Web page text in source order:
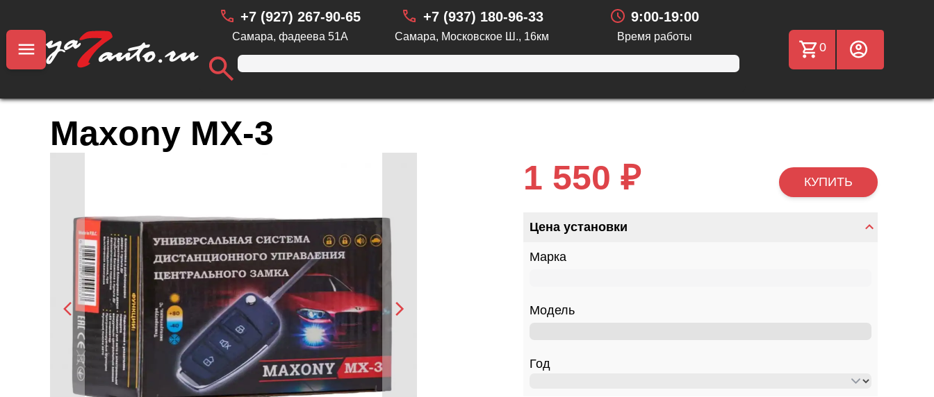
+7 (927) 267-90-65
Самара, фадеева 51А
+7 (937) 180-96-33
Самара, Московское Ш., 16км
9:00-19:00
Время работы
0
Maxony MX-3
1 550 ₽
КУПИТЬ
Цена установки
Марка
Модель
Год